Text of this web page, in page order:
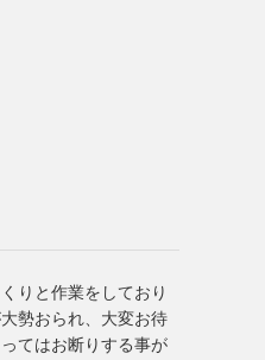
りと作業をしており
勢おられ、大変お待
てはお断りする事が